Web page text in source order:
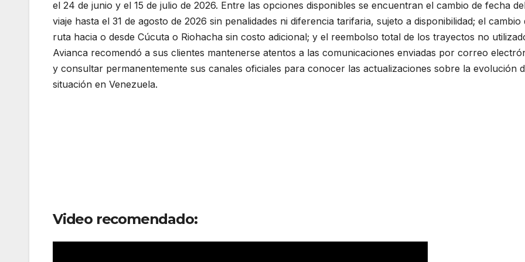
el 24 de junio y el 15 de julio de 2026. Entre las opciones disponibles se encuentran el cambio de fecha
viaje hasta el 31 de agosto de 2026 sin penalidades ni diferencia tarifaria, sujeto a disponibilidad; el cambio
ruta hacia o desde Cúcuta o Riohacha sin costo adicional; y el reembolso total de los trayectos no
Avianca recomendó a sus clientes mantenerse atentos a las comunicaciones enviadas por correo
y consultar permanentemente sus canales oficiales para conocer las actualizaciones sobre la evolución
situación en Venezuela.
Video recomendado: